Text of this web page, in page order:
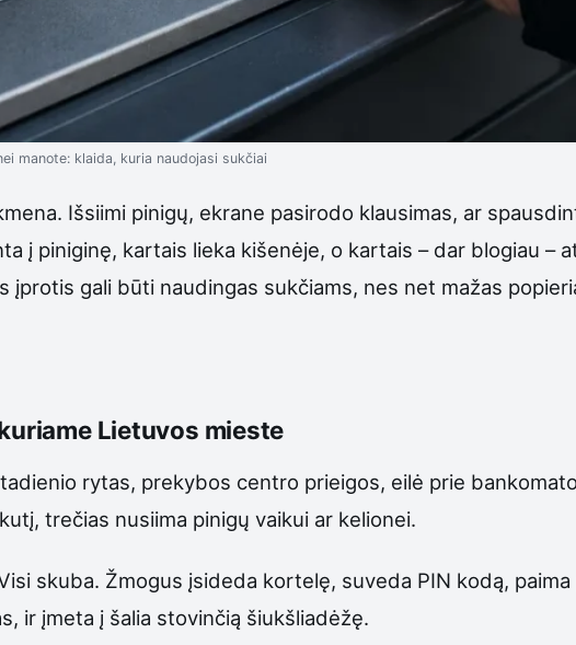
manote: klaida, kuria naudojasi sukčiai
Išsiimi pinigų, ekrane pasirodo klausimas, ar
į piniginę, kartais lieka kišenėje, o kartais – dar blogiau –
gali būti naudingas sukčiams, nes net mažas
Lietuvos mieste
rytas, prekybos centro prieigos, eilė prie
trečias nusiima pinigų vaikui ar kelionei.
skuba. Žmogus įsideda kortelę, suveda PIN kodą,
ir įmeta į šalia stovinčią šiukšliadėžę.